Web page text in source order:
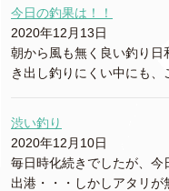
今日の釣果は！！
2020年12月13日
朝から風も無く良い釣り日
き出し釣りにくい中にも
渋い釣り
2020年12月10日
毎日時化続きでしたが、
出港・・・しかしアタリ